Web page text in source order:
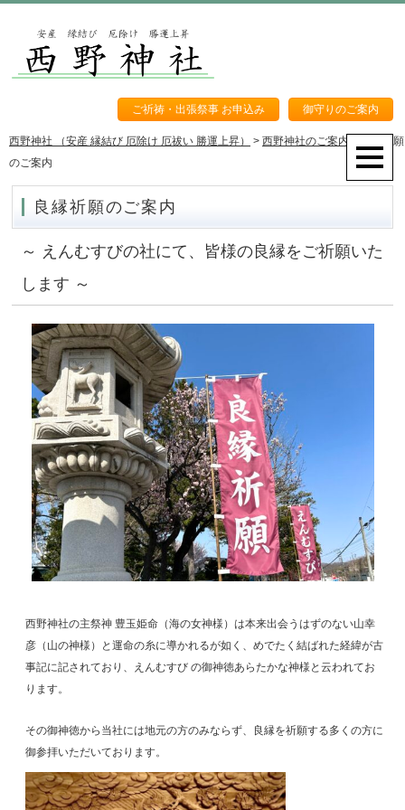
ご祈祷・出張祭事 お申込み 御守りのご案内
西野神社 （安産 縁結び 厄除け 厄祓い 勝運上昇） > 西野神社のご案内
良縁祈願
のご案内
良縁祈願のご案内
～ えんむすびの社にて、皆様の良縁をご祈願いた
します ～
西野神社の主祭神 豊玉姫命（海の女神様）は本来出会うはずのない山幸
彦（山の神様）と運命の糸に導かれるが如く、めでたく結ばれた経緯が古
事記に記されており、えんむすび の御神徳あらたかな神様と云われてお
ります。
その御神徳から当社には地元の方のみならず、良縁を祈願する多くの方に
御参拝いただいております。